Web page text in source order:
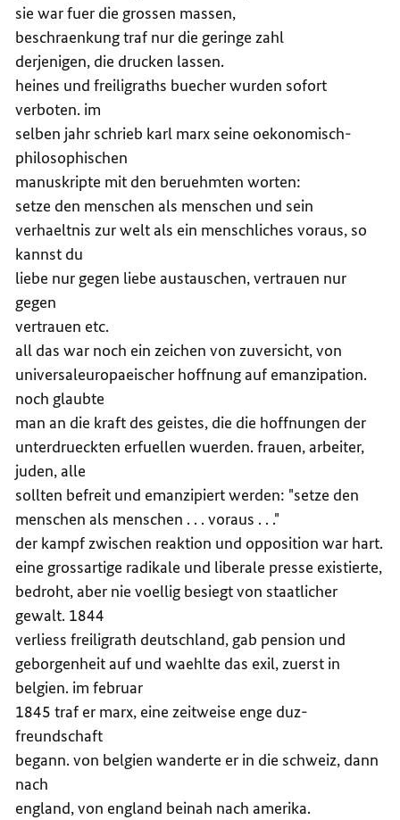
sie war fuer die grossen massen,
beschraenkung traf nur die geringe zahl
derjenigen, die drucken lassen.
heines und freiligraths buecher wurden sofort
verboten. im
selben jahr schrieb karl marx seine oekonomisch-
philosophischen
manuskripte mit den beruehmten worten:
setze den menschen als menschen und sein
verhaeltnis zur welt als ein menschliches voraus, so
kannst du
liebe nur gegen liebe austauschen, vertrauen nur
gegen
vertrauen etc.
all das war noch ein zeichen von zuversicht, von
universaleuropaeischer hoffnung auf emanzipation.
noch glaubte
man an die kraft des geistes, die die hoffnungen der
unterdrueckten erfuellen wuerden. frauen, arbeiter,
juden, alle
sollten befreit und emanzipiert werden: "setze den
menschen als menschen . . . voraus . . ."
der kampf zwischen reaktion und opposition war hart.
eine grossartige radikale und liberale presse existierte,
bedroht, aber nie voellig besiegt von staatlicher
gewalt. 1844
verliess freiligrath deutschland, gab pension und
geborgenheit auf und waehlte das exil, zuerst in
belgien. im februar
1845 traf er marx, eine zeitweise enge duz-
freundschaft
begann. von belgien wanderte er in die schweiz, dann
nach
england, von england beinah nach amerika.